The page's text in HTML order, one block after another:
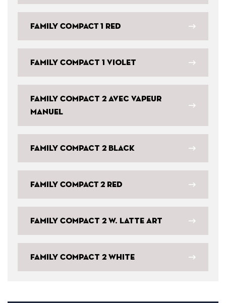
Family COMPACT 1 Red
Family Compact 1 Violet
Family Compact 2 avec vapeur
manuel
Family Compact 2 Black
Family COMPACT 2 Red
Family Compact 2 W. Latte Art
Family Compact 2 White